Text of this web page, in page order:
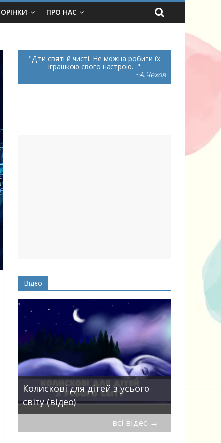
ПРО НАС
Діти святі й чисті. Не можна робити їх
іграшкою свого настрою.
~А.Чехов
Відео
Колискові для дітей з усього
світу (відео)
всі відео →